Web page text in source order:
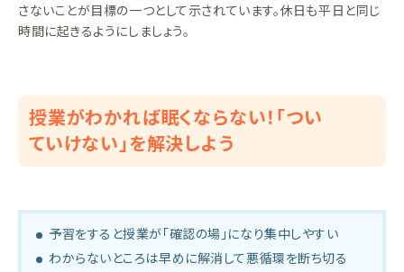
さないことが目標の一つとして示されています。休日も平日と同じ
時間に起きるようにしましょう。
授業がわかれば眠くならない！「つい
ていけない」を解決しよう
予習をすると授業が「確認の場」になり集中しやすい
わからないところは早めに解消して悪循環を断ち切る